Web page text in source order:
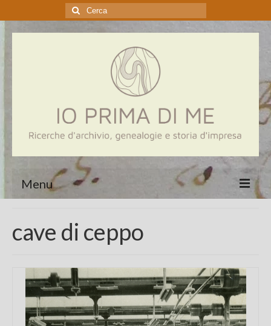
Cerca:
Menu
Genealogia
Aziende
Chi sono
FAQ
cave di ceppo